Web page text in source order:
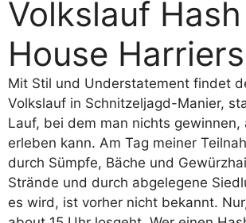
Volkslauf Hash
House Harriers
Mit Stil und Understatement findet
Volkslauf in Schnitzeljagd-Manier,
Lauf, bei dem man nichts gewinnen,
erleben kann. Am Tag meiner
durch Sümpfe, Bäche und
Strände und durch abgelegene
es wird, ist vorher nicht bekannt.